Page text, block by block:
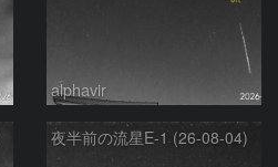
alphavir
夜半前の流星E-1 (26-08-04)